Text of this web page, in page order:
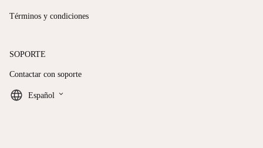
Términos y condiciones
SOPORTE
Contactar con soporte
Español keyboard_arrow_down